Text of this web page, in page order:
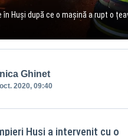
în Huși după ce o mașină a rupt o
Ghinet
2020, 09:40
Huși a intervenit cu o